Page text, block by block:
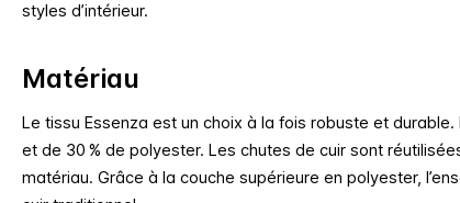
styles d’intérieur.
Matériau
Le tissu Essenza est un choix à la fois robuste et durable.
et de 30 % de polyester. Les chutes de cuir sont
matériau. Grâce à la couche supérieure en polyester,